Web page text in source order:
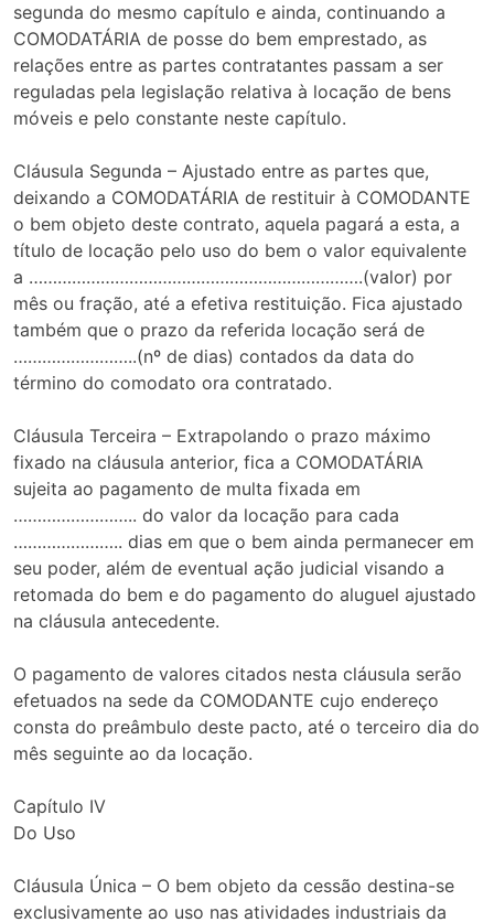
segunda do mesmo capítulo e ainda, continuando a
COMODATÁRIA de posse do bem emprestado, as
relações entre as partes contratantes passam a ser
reguladas pela legislação relativa à locação de bens
móveis e pelo constante neste capítulo.
Cláusula Segunda – Ajustado entre as partes que,
deixando a COMODATÁRIA de restituir à COMODANTE
o bem objeto deste contrato, aquela pagará a esta, a
título de locação pelo uso do bem o valor equivalente
a …………………………………………………………….(valor) por
mês ou fração, até a efetiva restituição. Fica ajustado
também que o prazo da referida locação será de
……………………..(nº de dias) contados da data do
término do comodato ora contratado.
Cláusula Terceira – Extrapolando o prazo máximo
fixado na cláusula anterior, fica a COMODATÁRIA
sujeita ao pagamento de multa fixada em
…………………….. do valor da locação para cada
………………….. dias em que o bem ainda permanecer em
seu poder, além de eventual ação judicial visando a
retomada do bem e do pagamento do aluguel ajustado
na cláusula antecedente.
O pagamento de valores citados nesta cláusula serão
efetuados na sede da COMODANTE cujo endereço
consta do preâmbulo deste pacto, até o terceiro dia do
mês seguinte ao da locação.
Capítulo IV
Do Uso
Cláusula Única – O bem objeto da cessão destina-se
exclusivamente ao uso nas atividades industriais da